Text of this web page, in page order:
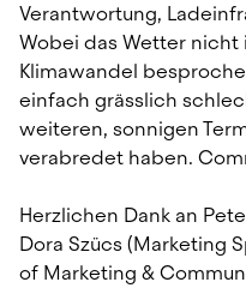
Verantwortung,
Wobei das Wetter nicht
Klimawandel
einfach grässlich
weiteren, sonnigen
verabredet haben.
Herzlichen Dank an
Dora Szücs (Marketing
of Marketing &